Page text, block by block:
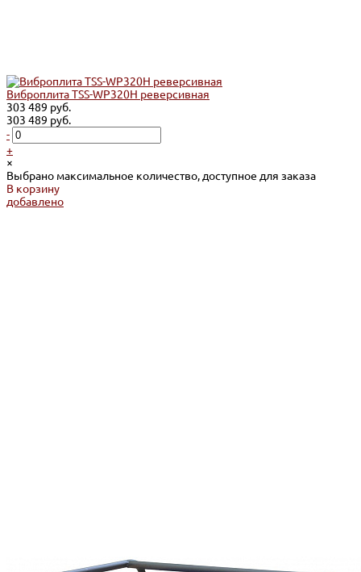
Виброплита TSS-WP320H реверсивная
303 489 руб.
303 489 руб.
-
+
×
Выбрано максимальное количество, доступное для заказа
В корзину
добавлено